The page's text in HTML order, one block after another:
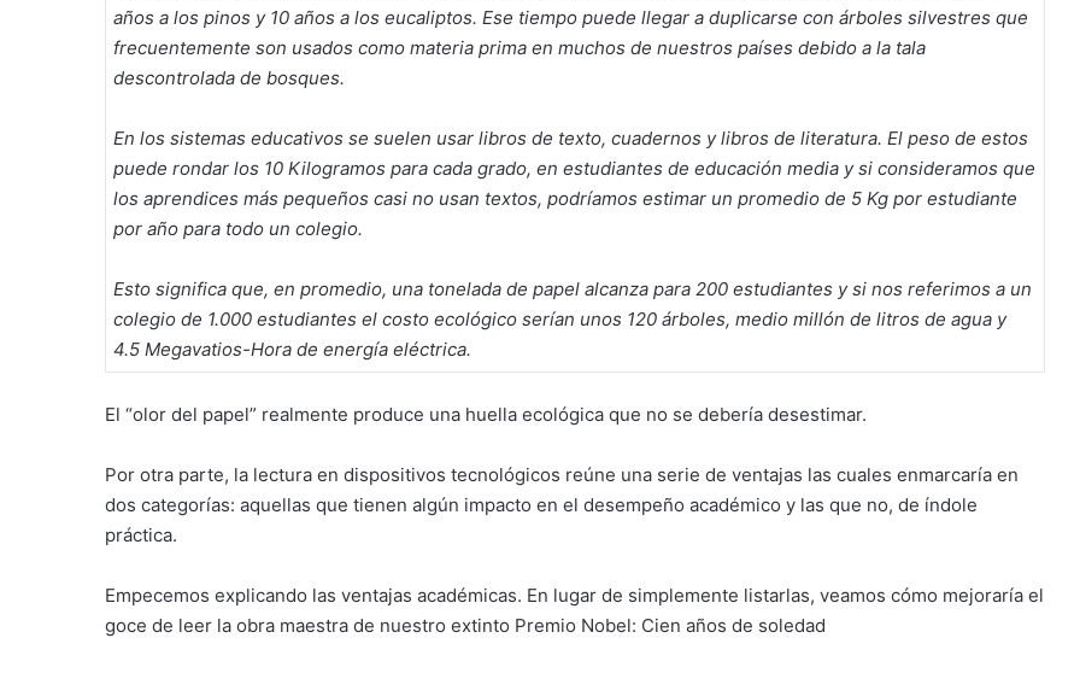
años a los pinos y 10 años a los eucaliptos. Ese tiempo puede llegar a duplicarse con árboles silvestres que
frecuentemente son usados como materia prima en muchos de nuestros países debido a la tala
descontrolada de bosques.
En los sistemas educativos se suelen usar libros de texto, cuadernos y libros de literatura. El peso de estos
puede rondar los 10 Kilogramos para cada grado, en estudiantes de educación media y si consideramos que
los aprendices más pequeños casi no usan textos, podríamos estimar un promedio de 5 Kg por estudiante
por año para todo un colegio.
Esto significa que, en promedio, una tonelada de papel alcanza para 200 estudiantes y si nos referimos a un
colegio de 1.000 estudiantes el costo ecológico serían unos 120 árboles, medio millón de litros de agua y
4.5 Megavatios-Hora de energía eléctrica.
El “olor del papel” realmente produce una huella ecológica que no se debería desestimar.
Por otra parte, la lectura en dispositivos tecnológicos reúne una serie de ventajas las cuales enmarcaría en
dos categorías: aquellas que tienen algún impacto en el desempeño académico y las que no, de índole
práctica.
Empecemos explicando las ventajas académicas. En lugar de simplemente listarlas, veamos cómo mejoraría el
goce de leer la obra maestra de nuestro extinto Premio Nobel: Cien años de soledad